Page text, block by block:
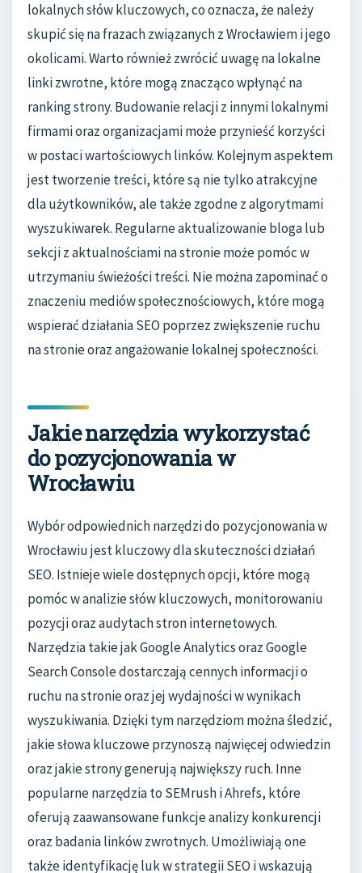
lokalnych słów kluczowych, co oznacza, że należy
skupić się na frazach związanych z Wrocławiem i jego
okolicami. Warto również zwrócić uwagę na lokalne
linki zwrotne, które mogą znacząco wpłynąć na
ranking strony. Budowanie relacji z innymi lokalnymi
firmami oraz organizacjami może przynieść korzyści
w postaci wartościowych linków. Kolejnym aspektem
jest tworzenie treści, które są nie tylko atrakcyjne
dla użytkowników, ale także zgodne z algorytmami
wyszukiwarek. Regularne aktualizowanie bloga lub
sekcji z aktualnościami na stronie może pomóc w
utrzymaniu świeżości treści. Nie można zapominać o
znaczeniu mediów społecznościowych, które mogą
wspierać działania SEO poprzez zwiększenie ruchu
na stronie oraz angażowanie lokalnej społeczności.
Jakie narzędzia wykorzystać
do pozycjonowania w
Wrocławiu
Wybór odpowiednich narzędzi do pozycjonowania w
Wrocławiu jest kluczowy dla skuteczności działań
SEO. Istnieje wiele dostępnych opcji, które mogą
pomóc w analizie słów kluczowych, monitorowaniu
pozycji oraz audytach stron internetowych.
Narzędzia takie jak Google Analytics oraz Google
Search Console dostarczają cennych informacji o
ruchu na stronie oraz jej wydajności w wynikach
wyszukiwania. Dzięki tym narzędziom można śledzić,
jakie słowa kluczowe przynoszą najwięcej odwiedzin
oraz jakie strony generują największy ruch. Inne
popularne narzędzia to SEMrush i Ahrefs, które
oferują zaawansowane funkcje analizy konkurencji
oraz badania linków zwrotnych. Umożliwiają one
także identyfikację luk w strategii SEO i wskazują